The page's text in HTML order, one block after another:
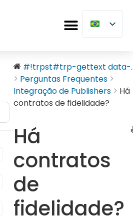
#!trpst#trp-gettext data-
Perguntas Frequentes
Integração de Publishers
Há
contratos de fidelidade?
Há
contratos
de
fidelidade?